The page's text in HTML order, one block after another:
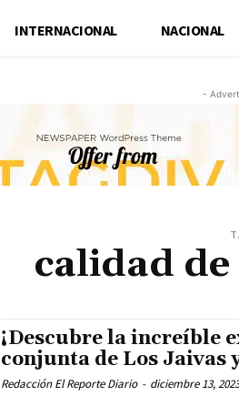
INTERNACIONAL NACIONAL
-
calidad
¡Descubre la increíble
conjunta de Los Jaivas
Redacción El Reporte Diario - diciembre 13,